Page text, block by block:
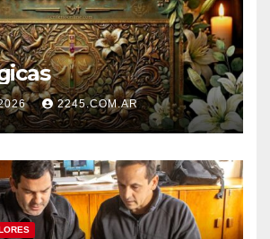
2245.COM.AR